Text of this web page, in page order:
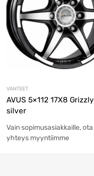
VANTEET
AVUS 5×112 17X8 Grizzly
silver
Vain sopimusasiakkaille, ota
yhteys myyntiimme